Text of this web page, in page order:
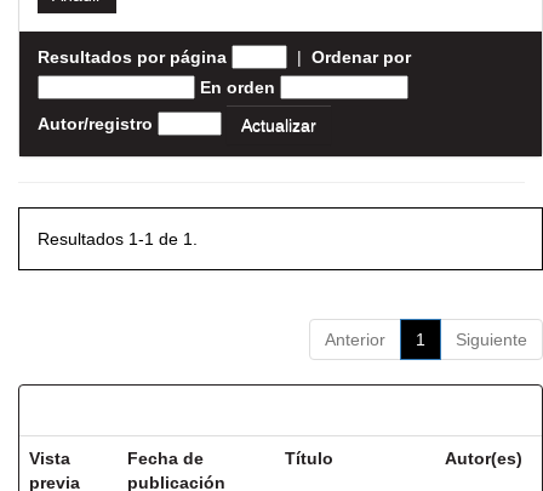
Resultados por página | Ordenar por
En orden
Autor/registro
Resultados 1-1 de 1.
Anterior 1 Siguiente
Vista
previa
Fecha de
publicación
Título Autor(es)